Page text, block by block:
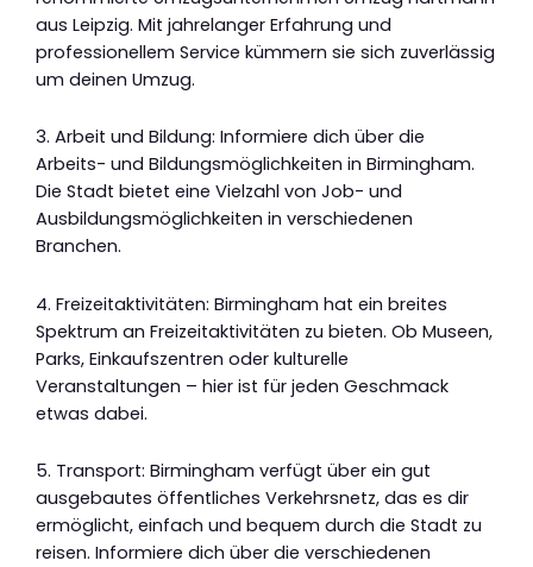
aus Leipzig. Mit jahrelanger Erfahrung und
professionellem Service kümmern sie sich zuverlässig
um deinen Umzug.
3. Arbeit und Bildung: Informiere dich über die
Arbeits- und Bildungsmöglichkeiten in Birmingham.
Die Stadt bietet eine Vielzahl von Job- und
Ausbildungsmöglichkeiten in verschiedenen
Branchen.
4. Freizeitaktivitäten: Birmingham hat ein breites
Spektrum an Freizeitaktivitäten zu bieten. Ob Museen,
Parks, Einkaufszentren oder kulturelle
Veranstaltungen – hier ist für jeden Geschmack
etwas dabei.
5. Transport: Birmingham verfügt über ein gut
ausgebautes öffentliches Verkehrsnetz, das es dir
ermöglicht, einfach und bequem durch die Stadt zu
reisen. Informiere dich über die verschiedenen